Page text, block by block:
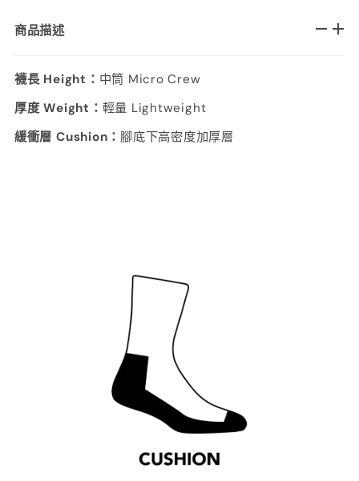
商品描述
襪長 Height： 中筒 Micro Crew
厚度 Weight： 輕量 Lightweight
緩衝層 Cushion：腳底下高密度加厚層